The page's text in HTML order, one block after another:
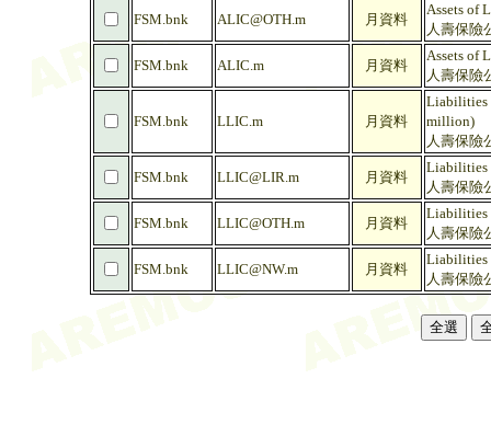
FSM.bnk ALIC@OTH.m 月資料
Assets of
人壽保險
FSM.bnk ALIC.m 月資料
Assets of
人壽保險
FSM.bnk LLIC.m 月資料
Liabilities
million)
人壽保險
FSM.bnk LLIC@LIR.m 月資料
Liabilities
人壽保險
FSM.bnk LLIC@OTH.m 月資料
Liabilities
人壽保險
FSM.bnk LLIC@NW.m 月資料
Liabilities
人壽保險